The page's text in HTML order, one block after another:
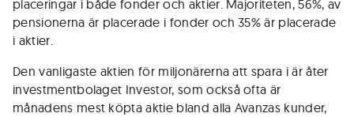
placeringar i både fonder och aktier. Majoriteten, 56%, av
pensionerna är placerade i fonder och 35% är placerade
i aktier.
Den vanligaste aktien för miljonärerna att spara i är åter
investmentbolaget Investor, som också ofta är
månadens mest köpta aktie bland alla Avanzas kunder,